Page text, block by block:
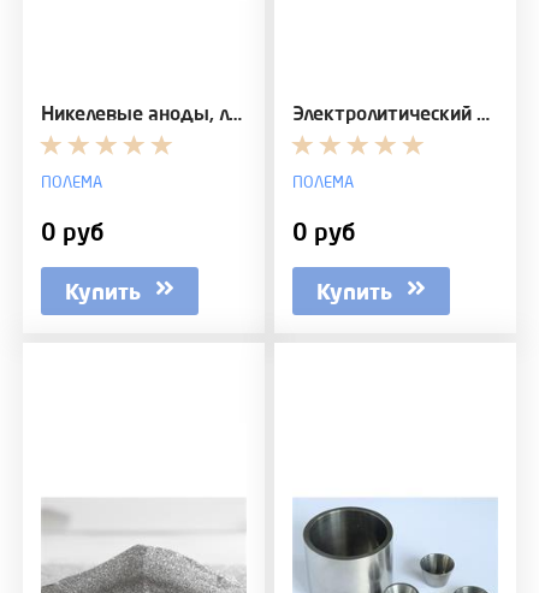
Никелевые аноды, листы, пластины
ПОЛЕМА
0 руб
Купить
Электролитический хром чешуйки
ПОЛЕМА
0 руб
Купить